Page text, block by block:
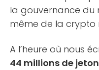
la gouvernance du
même de la crypto
A l’heure où nous
44 millions de